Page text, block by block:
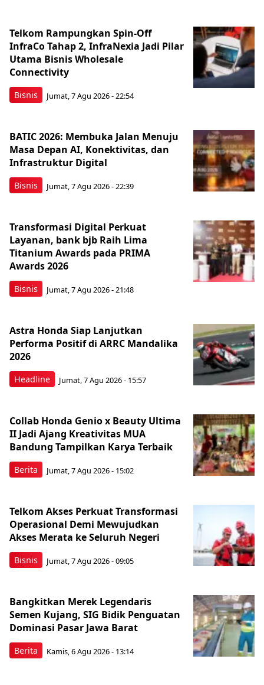
Bisnis
Telkom Rampungkan Spin-Off
InfraCo Tahap 2, InfraNexia Jadi Pilar
Utama Bisnis Wholesale
Connectivity
Jumat, 7 Agu 2026 - 22:54
Bisnis
BATIC 2026: Membuka Jalan Menuju
Masa Depan AI, Konektivitas, dan
Infrastruktur Digital
Jumat, 7 Agu 2026 - 22:39
Bisnis
Transformasi Digital Perkuat
Layanan, bank bjb Raih Lima
Titanium Awards pada PRIMA
Awards 2026
Jumat, 7 Agu 2026 - 21:48
Headline
Astra Honda Siap Lanjutkan
Performa Positif di ARRC Mandalika
2026
Jumat, 7 Agu 2026 - 15:57
Berita
Collab Honda Genio x Beauty Ultima
II Jadi Ajang Kreativitas MUA
Bandung Tampilkan Karya Terbaik
Jumat, 7 Agu 2026 - 15:02
Bisnis
Telkom Akses Perkuat Transformasi
Operasional Demi Mewujudkan
Akses Merata ke Seluruh Negeri
Jumat, 7 Agu 2026 - 09:05
Berita
Bangkitkan Merek Legendaris
Semen Kujang, SIG Bidik Penguatan
Dominasi Pasar Jawa Barat
Kamis, 6 Agu 2026 - 13:14